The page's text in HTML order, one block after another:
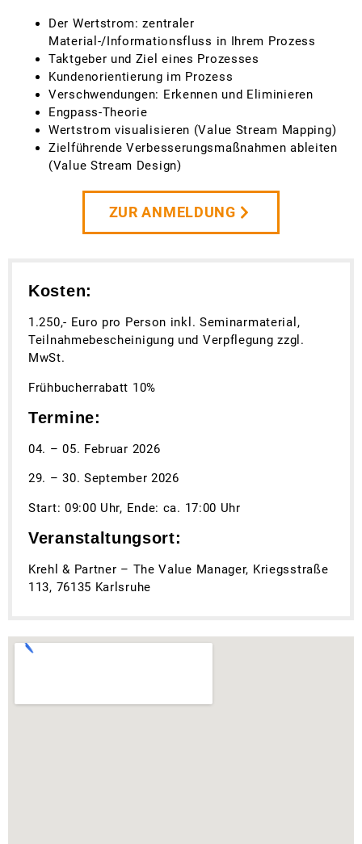
Der Wertstrom: zentraler
Material-/Informationsfluss in Ihrem Prozess
Taktgeber und Ziel eines Prozesses
Kundenorientierung im Prozess
Verschwendungen: Erkennen und Eliminieren
Engpass-Theorie
Wertstrom visualisieren (Value Stream Mapping)
Zielführende Verbesserungsmaßnahmen ableiten
(Value Stream Design)
ZUR ANMELDUNG
Kosten:
1.250,- Euro pro Person inkl. Seminarmaterial,
Teilnahmebescheinigung und Verpflegung zzgl.
MwSt.
Frühbucherrabatt 10%
Termine:
04. – 05. Februar 2026
29. – 30. September 2026
Start: 09:00 Uhr, Ende: ca. 17:00 Uhr
Veranstaltungsort:
Krehl & Partner – The Value Manager, Kriegsstraße
113, 76135 Karlsruhe